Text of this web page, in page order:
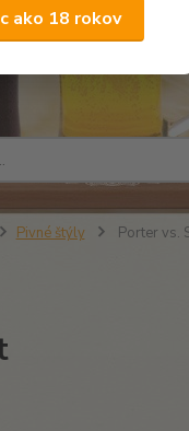
ako 18 rokov
Pivné štýly Porter vs.